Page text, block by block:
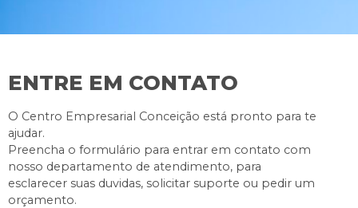
ENTRE EM CONTATO
O Centro Empresarial Conceição está pronto para te
ajudar.
Preencha o formulário para entrar em contato com
nosso departamento de atendimento, para
esclarecer suas duvidas, solicitar suporte ou pedir um
orçamento.